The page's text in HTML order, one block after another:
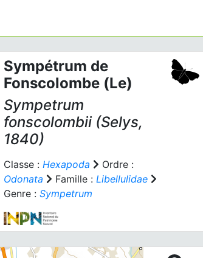
Sympétrum de
Fonscolombe (Le)
Sympetrum
fonscolombii(Selys,
1840)
Classe : Hexapoda
Ordre :
Odonata
Famille : Libellulidae
Genre : Sympetrum